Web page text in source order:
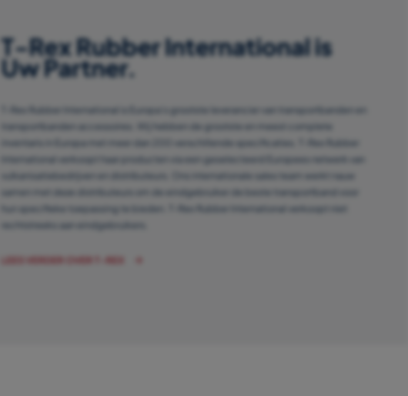
T-Rex Rubber International is
Uw Partner.
T-Rex Rubber International is Europa’s grootste leverancier van transportbanden en
transportbanden accessoires. Wij hebben de grootste en meest complete
inventaris in Europa met meer dan 200 verschillende specificaties. T-Rex Rubber
International verkoopt haar producten via een geselecteerd Europees netwerk van
vulkanisatiebedrijven en distributeurs. Ons internationale sales team werkt nauw
samen met deze distributeurs om de eindgebruiker de beste transportband voor
hun specifieke toepassing te bieden. T-Rex Rubber International verkoopt niet
rechtstreeks aan eindgebruikers.
LEES VERDER OVER T-REX